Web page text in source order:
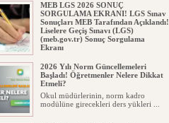
MEB LGS 2026 SONUÇ
SORGULAMA EKRANI! LGS Sınav
Sonuçları MEB Tarafından Açıklandı!
Liselere Geçiş Sınavı (LGS)
(meb.gov.tr) Sonuç Sorgulama
Ekranı
Milyonlarca öğrenci için ...
2026 Yılı Norm Güncellemeleri
Başladı! Öğretmenler Nelere Dikkat
Etmeli?
Okul müdürlerinin, norm kadro
modülüne girecekleri ders yükleri ...